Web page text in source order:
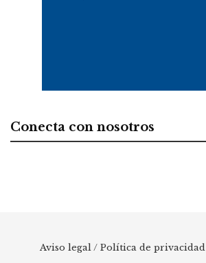
Conecta con nosotros
Aviso legal / Política de privacidad